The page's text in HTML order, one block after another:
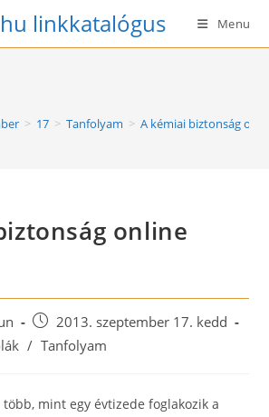
linkkatalógus Menu
> 17 > Tanfolyam > A kémiai biztonság
online
Post
published:
2013. szeptember 17. kedd
/ Tanfolyam
mint egy évtizede foglakozik a